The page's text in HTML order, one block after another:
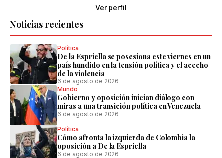
Noticias recientes
Política
De la Espriella se posesiona este viernes en un
país hundido en la tensión política y el acecho
de la violencia
6 de agosto de 2026
Mundo
Gobierno y oposición inician diálogo con
miras a una transición política en Venezuela
6 de agosto de 2026
Política
Cómo afronta la izquierda de Colombia la
oposición a De la Espriella
6 de agosto de 2026
Ver perfil